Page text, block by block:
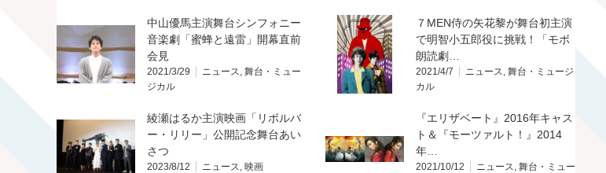
中山優馬主演舞台シンフォニー
音楽劇「蜜蜂と遠雷」開幕直前
会見
2021/3/29 ニュース 舞台・ミュー
ジカル
７MEN侍の矢花黎が舞台初主演
で明智小五郎役に挑戦！「モボ
朗読劇…
2021/4/7 ニュース 舞台・ミュージ
カル
綾瀬はるか主演映画「リボルバ
ー・リリー」公開記念舞台あい
さつ
2023/8/12 ニュース 映画
『エリザベート』2016年キャス
ト＆『モーツァルト！』2014
年…
2021/10/12 ニュース 舞台・ミュー